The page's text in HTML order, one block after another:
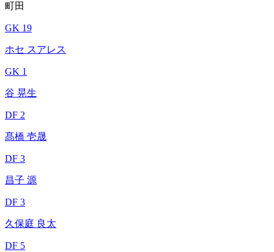
町田
GK 19
ホセ スアレス
GK 1
谷 晃生
DF 2
髙橋 壱晟
DF 3
昌子 源
DF 3
久保庭 良太
DF 5